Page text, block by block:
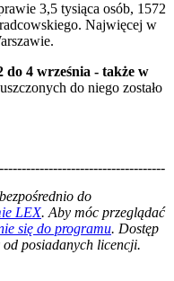
3,5 tysiąca osób, 1572
Najwięcej w
do 4 września - także w
do niego zostało
do
LEX. Aby móc przeglądać
się do programu. Dostęp
posiadanych licencji.